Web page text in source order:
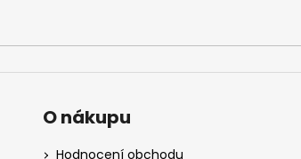
O nákupu
Hodnocení obchodu